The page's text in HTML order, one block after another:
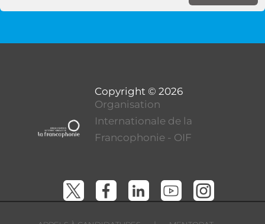
Organisation
Internationale de la
Francophonie - OIF